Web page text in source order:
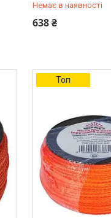
Немає в наявності
638 ₴
+380 (99) 454-50-15
Топ